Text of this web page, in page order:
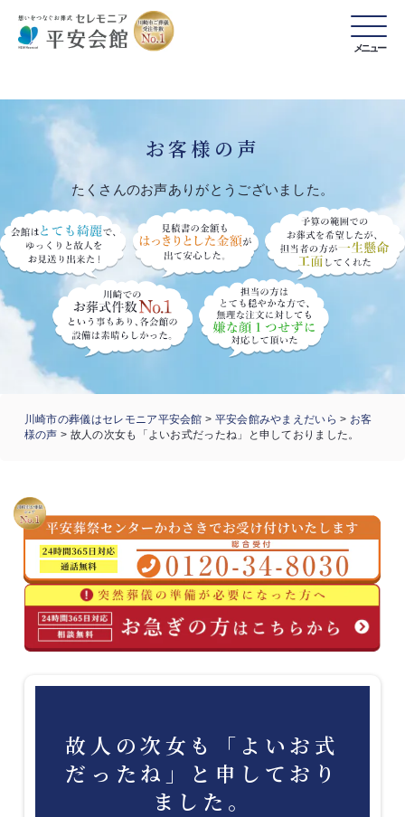
メニュー
お客様の声
たくさんのお声ありがとうございました。
川崎市の葬儀はセレモニア平安会館 > 平安会館みやまえだいら > お客
様の声 > 故人の次女も「よいお式だったね」と申しておりました。
故人の次女も「よいお式
だったね」と申しており
ました。